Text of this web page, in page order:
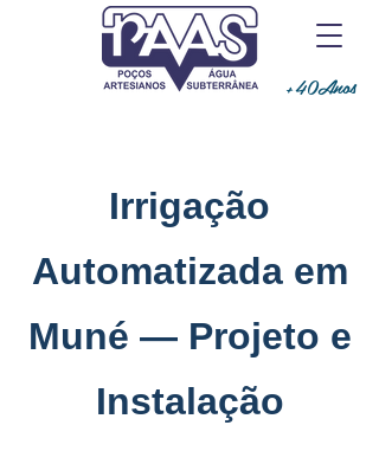
+40Anos
Irrigação
Automatizada em
Muné — Projeto e
Instalação